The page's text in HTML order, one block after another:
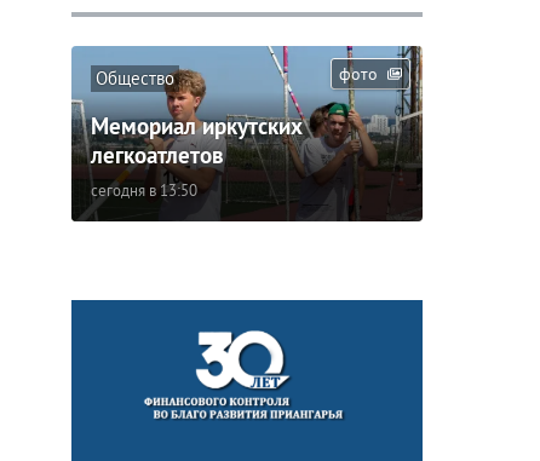
фото
Общество
Мемориал иркутских
легкоатлетов
сегодня в 13:50